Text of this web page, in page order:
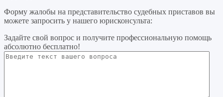
Форму жалобы на представительство судебных приставов вы
можете запросить у нашего юрисконсульта:
Задайте свой вопрос и получите профессиональную помощь
абсолютно бесплатно!